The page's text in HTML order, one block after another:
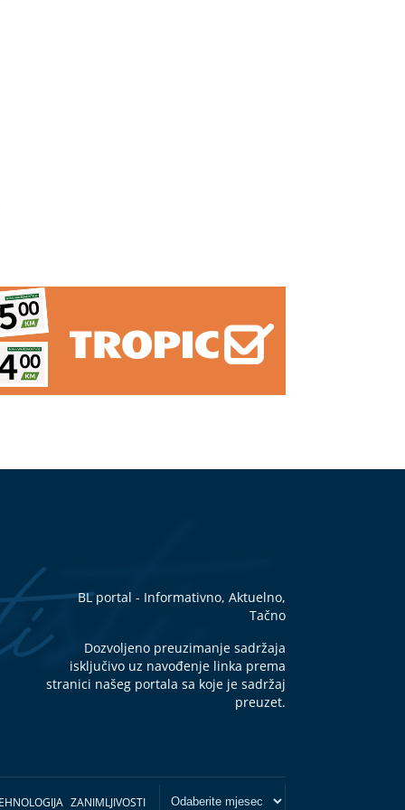
BL portal - Informativno, Aktuelno,
Tačno
Dozvoljeno preuzimanje sadržaja
isključivo uz navođenje linka prema
stranici našeg portala sa koje je sadržaj
preuzet.
ZANIMLJIVOSTI